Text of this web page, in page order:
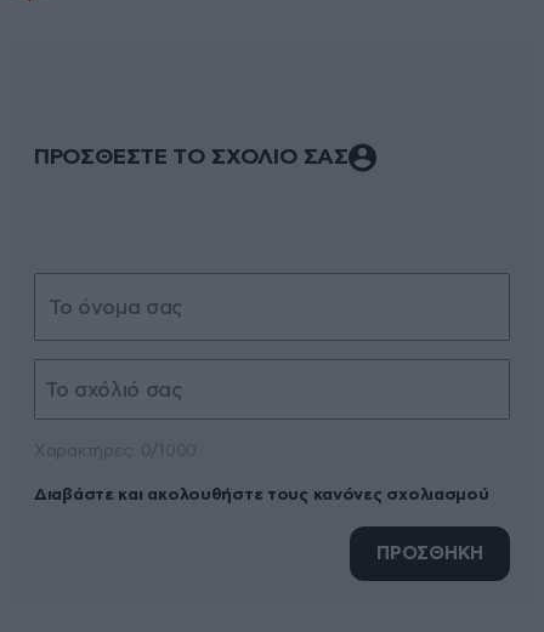
ΠΡΟΣΘΕΣΤΕ ΤΟ ΣΧΟΛΙΟ ΣΑΣ
Διαβάστε και ακολουθήστε τους κανόνες σχολιασμού
ΠΡΟΣΘΗΚΗ